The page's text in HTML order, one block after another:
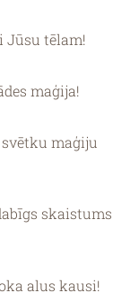
Jūsu tēlam!
maģija!
maģiju
skaistums
alus kausi!